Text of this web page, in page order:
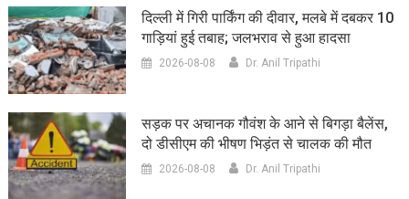
दिल्ली में गिरी पार्किंग की दीवार, मलबे में दबकर 10
गाड़ियां हुई तबाह; जलभराव से हुआ हादसा
2026-08-08 Dr. Anil Tripathi
सड़क पर अचानक गौवंश के आने से बिगड़ा बैलेंस,
दो डीसीएम की भीषण भिड़ंत से चालक की मौत
2026-08-08 Dr. Anil Tripathi